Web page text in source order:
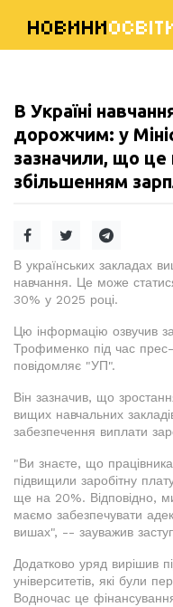
НОВИНИ
В Україні
дорожчим: у
зазначили, що це
збільшенням
В українських закладах
навчання. Це може
30% у 2025 році.
Цю інформацію озвучив
Трофименко під час
повідомляє "УП".
Він зазначив, що
вищих навчальних
забезпечення виплати
"Ви знаєте, що
підвищили заробітну
ще на 20%. Відповідно,
маємо забезпечувати
вишах", -- зауважив
Додатково уряд вирішив
університетів, які були
Водночас це